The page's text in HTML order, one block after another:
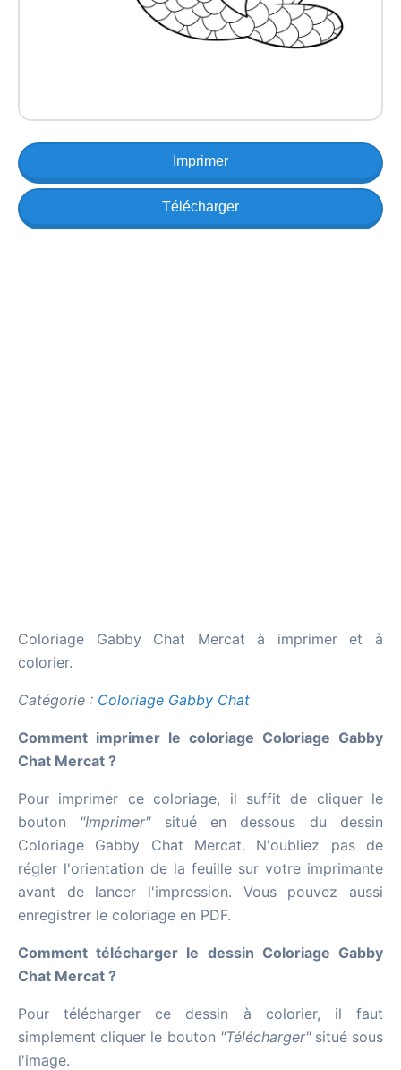
Imprimer
Télécharger
Coloriage Gabby Chat Mercat à imprimer et à
colorier.
Catégorie : Coloriage Gabby Chat
Comment imprimer le coloriage Coloriage Gabby
Chat Mercat ?
Pour imprimer ce coloriage, il suffit de cliquer le
bouton "Imprimer"situé en dessous du dessin
Coloriage Gabby Chat Mercat. N'oubliez pas de
régler l'orientation de la feuille sur votre imprimante
avant de lancer l'impression. Vous pouvez aussi
enregistrer le coloriage en PDF.
Comment télécharger le dessin Coloriage Gabby
Chat Mercat ?
Pour télécharger ce dessin à colorier, il faut
simplement cliquer le bouton "Télécharger"situé sous
l'image.